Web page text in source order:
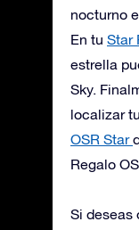
nocturno
En tu Star
estrella
Sky.
localizar
OSR Star
Regalo
Si deseas